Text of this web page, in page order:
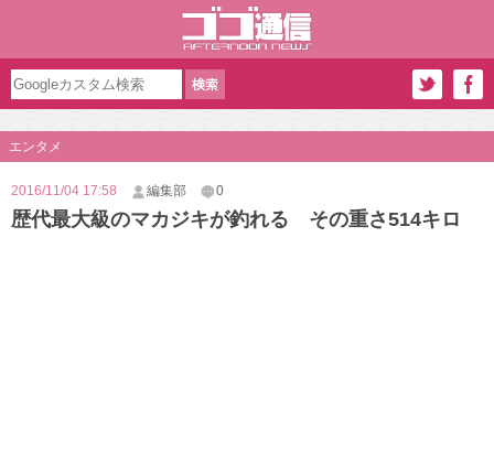
エンタメ
2016/11/04 17:58 編集部 0
歴代最大級のマカジキが釣れる その重さ514キロ